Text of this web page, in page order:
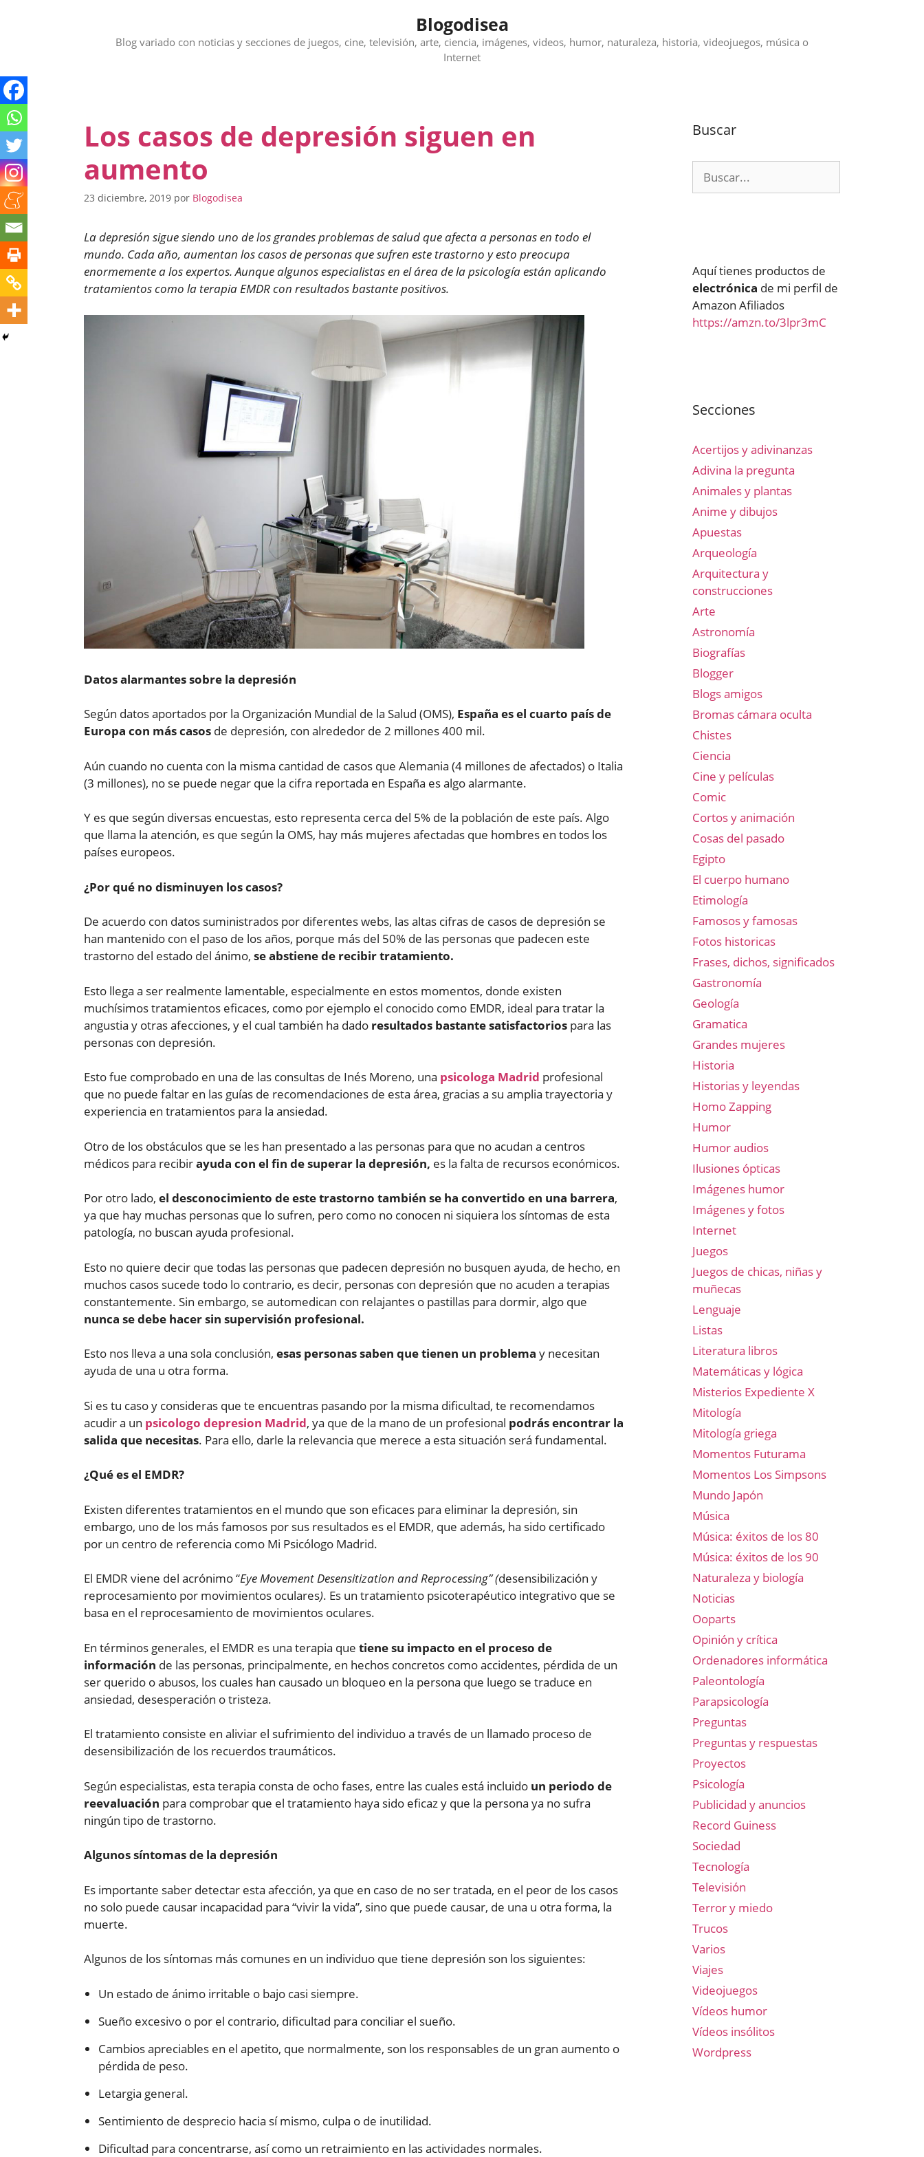
Blogodisea
Blog variado con noticias y secciones de juegos, cine, televisión, arte, ciencia, imágenes, videos, humor, naturaleza, historia, videojuegos, música o
Internet
Los casos de depresión siguen en
aumento
23 diciembre, 2019 por Blogodisea
La depresión sigue siendo uno de los grandes problemas de salud que afecta a personas en todo el
mundo. Cada año, aumentan los casos de personas que sufren este trastorno y esto preocupa
enormemente a los expertos. Aunque algunos especialistas en el área de la psicologíaestán aplicando
tratamientos como la terapia EMDR con resultados bastante positivos.
Datos alarmantes sobre la depresión
Según datos aportados por la Organización Mundial de la Salud (OMS), España es el cuarto país de
Europa con más casos de depresión, con alrededor de 2 millones 400 mil.
Aún cuando no cuenta con la misma cantidad de casos que Alemania (4 millones de afectados) o Italia
(3 millones), no se puede negar que la cifra reportada en España es algo alarmante.
Y es que según diversas encuestas, esto representa cerca del 5% de la población de este país. Algo
que llama la atención, es que según la OMS, hay más mujeres afectadas que hombres en todos los
países europeos.
¿Por qué no disminuyen los casos?
De acuerdo con datos suministrados por diferentes webs, las altas cifras de casos de depresión se
han mantenido con el paso de los años, porque más del 50% de las personas que padecen este
trastorno del estado del ánimo, se abstiene de recibir tratamiento.
Esto llega a ser realmente lamentable, especialmente en estos momentos, donde existen
muchísimos tratamientos eficaces, como por ejemplo el conocido como EMDR, ideal para tratar la
angustia y otras afecciones, y el cual también ha dado resultados bastante satisfactorios para las
personas con depresión.
Esto fue comprobado en una de las consultas de Inés Moreno, una psicologa Madrid profesional
que no puede faltar en las guías de recomendaciones de esta área, gracias a su amplia trayectoria y
experiencia en tratamientos para la ansiedad.
Otro de los obstáculos que se les han presentado a las personas para que no acudan a centros
médicos para recibirayuda con el fin de superar la depresión, es la falta de recursos económicos.
Por otro lado, el desconocimiento de este trastorno también se ha convertido en una barrera,
ya que hay muchas personas que lo sufren, pero como no conocen ni siquiera los síntomas de esta
patología, no buscan ayuda profesional.
Esto no quiere decir que todas las personas que padecen depresión no busquen ayuda, de hecho, en
muchos casos sucede todo lo contrario, es decir, personas con depresión que no acuden a terapias
constantemente. Sin embargo, se automedican con relajantes o pastillas para dormir, algo que
nunca se debe hacer sin supervisión profesional.
Esto nos lleva a una sola conclusión, esas personas saben que tienen un problema y necesitan
ayuda de una u otra forma.
Si es tu caso y consideras que te encuentras pasando por la misma dificultad, te recomendamos
acudir a un psicologo depresion Madrid, ya que de la mano de un profesional podrás encontrar la
salida que necesitas. Para ello, darle la relevancia que merece a esta situación será fundamental.
¿Qué es el EMDR?
Existen diferentes tratamientos en el mundo que son eficaces para eliminar la depresión, sin
embargo, uno de los más famosos por sus resultados es el EMDR, que además, ha sido certificado
por un centro de referencia como Mi Psicólogo Madrid.
El EMDR viene del acrónimo “Eye Movement Desensitization and Reprocessing” (desensibilización y
reprocesamiento por movimientos oculares). Es un tratamiento psicoterapéutico integrativo que se
basa en el reprocesamiento de movimientos oculares.
En términos generales, el EMDR es una terapia que tiene su impacto en el proceso de
información de las personas, principalmente, en hechos concretos como accidentes, pérdida de un
ser querido o abusos, los cuales han causado un bloqueo en la persona que luego se traduce en
ansiedad, desesperación o tristeza.
El tratamiento consiste en aliviar el sufrimiento del individuo a través de un llamado proceso de
desensibilización de los recuerdos traumáticos.
Según especialistas, esta terapia consta de ocho fases, entre las cuales está incluido un periodo de
reevaluación para comprobar que el tratamiento haya sido eficaz y que la persona ya no sufra
ningún tipo de trastorno.
Algunos síntomas de la depresión
Es importante saber detectar esta afección, ya que en caso de no ser tratada, en el peor de los casos
no solo puede causar incapacidad para “vivir la vida”, sino que puede causar, de una u otra forma, la
muerte.
Algunos de los síntomas más comunes en un individuo que tiene depresión son los siguientes:
Un estado de ánimo irritable o bajo casi siempre.
Sueño excesivo o por el contrario, dificultad para conciliar el sueño.
Cambios apreciables en el apetito, que normalmente, son los responsables de un gran aumento o
pérdida de peso.
Letargia general.
Sentimiento de desprecio hacia sí mismo, culpa o de inutilidad.
Dificultad para concentrarse, así como un retraimiento en las actividades normales.
Buscar
Aquí tienes productos de
electrónica de mi perfil de
Amazon Afiliados
https://amzn.to/3lpr3mC
Secciones
Acertijos y adivinanzas
Adivina la pregunta
Animales y plantas
Anime y dibujos
Apuestas
Arqueología
Arquitectura y
construcciones
Arte
Astronomía
Biografías
Blogger
Blogs amigos
Bromas cámara oculta
Chistes
Ciencia
Cine y películas
Comic
Cortos y animación
Cosas del pasado
Egipto
El cuerpo humano
Etimología
Famosos y famosas
Fotos historicas
Frases, dichos, significados
Gastronomía
Geología
Gramatica
Grandes mujeres
Historia
Historias y leyendas
Homo Zapping
Humor
Humor audios
Ilusiones ópticas
Imágenes humor
Imágenes y fotos
Internet
Juegos
Juegos de chicas, niñas y
muñecas
Lenguaje
Listas
Literatura libros
Matemáticas y lógica
Misterios Expediente X
Mitología
Mitología griega
Momentos Futurama
Momentos Los Simpsons
Mundo Japón
Música
Música: éxitos de los 80
Música: éxitos de los 90
Naturaleza y biología
Noticias
Ooparts
Opinión y crítica
Ordenadores informática
Paleontología
Parapsicología
Preguntas
Preguntas y respuestas
Proyectos
Psicología
Publicidad y anuncios
Record Guiness
Sociedad
Tecnología
Televisión
Terror y miedo
Trucos
Varios
Viajes
Videojuegos
Vídeos humor
Vídeos insólitos
Wordpress